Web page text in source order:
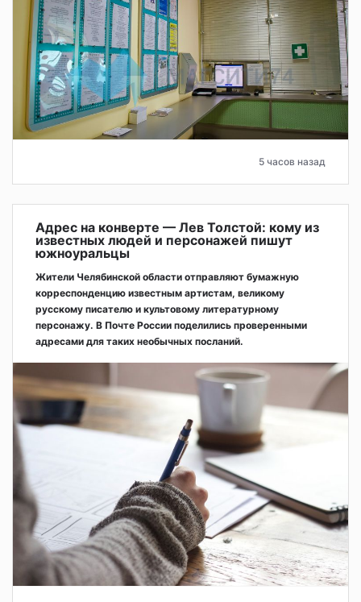
5 часов назад
Адрес на конверте — Лев Толстой: кому из
известных людей и персонажей пишут
южноуральцы
Жители Челябинской области отправляют бумажную
корреспонденцию известным артистам, великому
русскому писателю и культовому литературному
персонажу. В Почте России поделились проверенными
адресами для таких необычных посланий.